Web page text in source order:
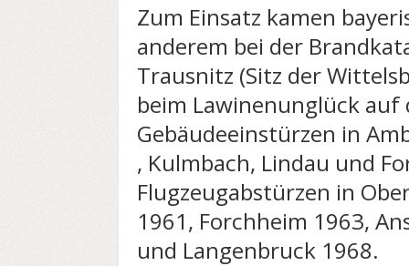
Zum Einsatz kamen
anderem bei der
Trausnitz (Sitz der
beim Lawinenunglück auf
Gebäudeeinstürzen in
, Kulmbach, Lindau und
Flugzeugabstürzen in
1961, Forchheim 1963,
und Langenbruck 1968.